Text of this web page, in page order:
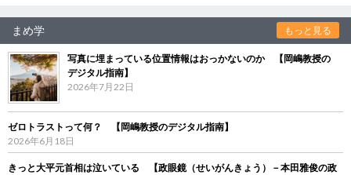
まめ学 もっと見る
写真に埋まっている位置情報はおっかないのか 【岡嶋教授の
デジタル指南】
2026年7月22日
ゼロトラストって何？ 【岡嶋教授のデジタル指南】
2026年6月18日
きっと大平元首相は泣いている 【政眼鏡（せいがんきょう）－本田雅俊の政